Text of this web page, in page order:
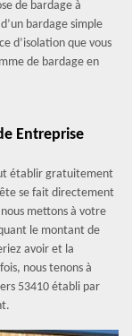
de bardage à
bardage simple
d’isolation que vous
de bardage en
Entreprise
établir gratuitement
se fait directement
mettons à votre
le montant de
avoir et la
nous tenons à
53410 établi par